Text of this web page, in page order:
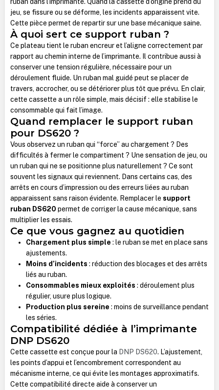
jeu, se fissure ou se déforme, les incidents apparaissent vite.
Cette pièce permet de repartir sur une base mécanique saine.
À quoi sert ce support ruban ?
Ce plateau tient le ruban encreur et l’aligne correctement par
rapport au chemin interne de l’imprimante. Il contribue aussi à
conserver une tension régulière, nécessaire pour un
déroulement fluide. Un ruban mal guidé peut se placer de
travers, accrocher, ou se détériorer plus tôt que prévu. En clair,
cette cassette a un rôle simple, mais décisif : elle stabilise le
consommable qui fait l’image.
Quand remplacer le support ruban
pour DS620 ?
Vous observez un ruban qui “force” au chargement ? Des
difficultés à fermer le compartiment ? Une sensation de jeu, ou
un ruban qui ne se positionne plus naturellement ? Ce sont
souvent les signaux qui reviennent. Dans certains cas, des
arrêts en cours d’impression ou des erreurs liées au ruban
apparaissent sans raison évidente. Remplacer le support
ruban DS620 permet de corriger la cause mécanique, sans
multiplier les essais.
Ce que vous gagnez au quotidien
Chargement plus simple : le ruban se met en place sans
ajustements.
Moins d’incidents : réduction des blocages et des arrêts
liés au ruban.
Consommables mieux exploités : déroulement plus
régulier, usure plus logique.
Production plus sereine : moins de surveillance pendant
les séries.
Compatibilité dédiée à l’imprimante
DNP DS620
Cette cassette est conçue pour la DNP DS620. L’ajustement,
les points d’appui et l’encombrement correspondent au
mécanisme interne, ce qui évite les montages approximatifs.
Cette compatibilité directe aide à conserver un